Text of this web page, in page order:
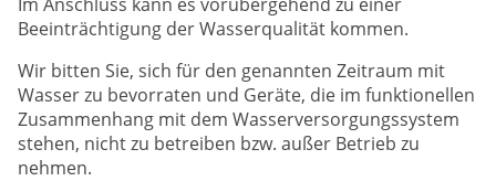
INFORMATIONEN
Beeinträchtigung der Wasserqualität kommen.
Wir bitten Sie, sich für den genannten Zeitraum mit
Wasser zu bevorraten und Geräte, die im funktionellen
Zusammenhang mit dem Wasserversorgungssystem
stehen, nicht zu betreiben bzw. außer Betrieb zu
nehmen.